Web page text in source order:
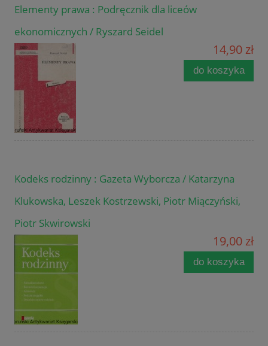
Elementy prawa : Podręcznik dla liceów
ekonomicznych / Ryszard Seidel
14,90 zł
do koszyka
Kodeks rodzinny : Gazeta Wyborcza / Katarzyna
Klukowska, Leszek Kostrzewski, Piotr Miączyński,
Piotr Skwirowski
19,00 zł
do koszyka